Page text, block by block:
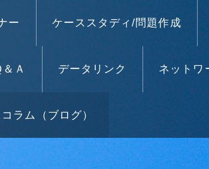
ー ケーススタディ/問題作成
Ａ データリンク ネットワ
コラム（ブログ）